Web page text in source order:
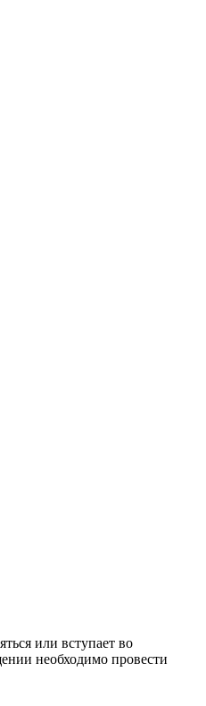
или вступает во
необходимо провести